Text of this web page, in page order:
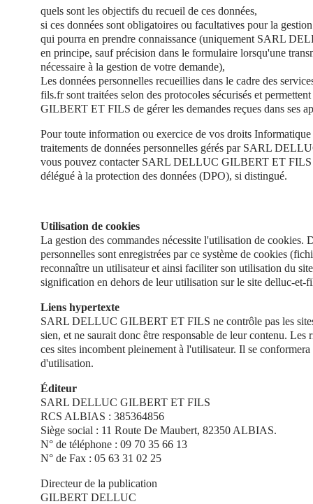
quels sont les objectifs du recueil de ces données,
si ces données sont obligatoires ou facultatives pour la
qui pourra en prendre connaissance (uniquement SARL
en principe, sauf précision dans le formulaire lorsqu'une
nécessaire à la gestion de votre demande),
Les données personnelles recueillies dans le cadre des
fils.fr sont traitées selon des protocoles sécurisés et
GILBERT ET FILS de gérer les demandes reçues dans ses
Pour toute information ou exercice de vos droits Informatique
traitements de données personnelles gérés par SARL
vous pouvez contacter SARL DELLUC GILBERT ET FILS
délégué à la protection des données (DPO), si distingué.
Utilisation de cookies
La gestion des commandes nécessite l'utilisation de cookies.
personnelles sont enregistrées par ce système de cookies
reconnaître un utilisateur et ainsi faciliter son utilisation du
signification en dehors de leur utilisation sur le site delluc-et-
Liens hypertexte
SARL DELLUC GILBERT ET FILS ne contrôle pas les
sien, et ne saurait donc être responsable de leur contenu. Les
ces sites incombent pleinement à l'utilisateur. Il se
d'utilisation.
Éditeur
SARL DELLUC GILBERT ET FILS
RCS ALBIAS : 385364856
Siège social : 11 Route De Maubert, 82350 ALBIAS.
N° de téléphone : 09 70 35 66 13
N° de Fax : 05 63 31 02 25
Directeur de la publication
GILBERT DELLUC